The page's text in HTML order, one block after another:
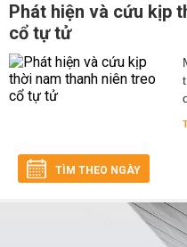
Phát hiện và cứu kịp
cổ tự tử
TÌM THEO NGÀY